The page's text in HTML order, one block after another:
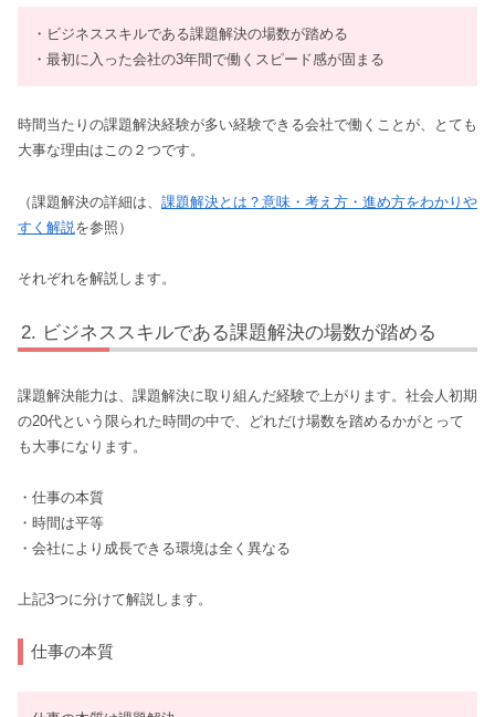
・ビジネススキルである課題解決の場数が踏める
・最初に入った会社の3年間で働くスピード感が固まる
時間当たりの課題解決経験が多い経験できる会社で働くことが、とても
大事な理由はこの２つです。
（課題解決の詳細は、 課題解決とは？意味・考え方・進め方をわかりや
すく解説 を参照）
それぞれを解説します。
ビジネススキルである課題解決の場数が踏める
課題解決能力は、課題解決に取り組んだ経験で上がります。社会人初期
の20代という限られた時間の中で、どれだけ場数を踏めるかがとって
も大事になります。
・仕事の本質
・時間は平等
・会社により成長できる環境は全く異なる
上記3つに分けて解説します。
仕事の本質